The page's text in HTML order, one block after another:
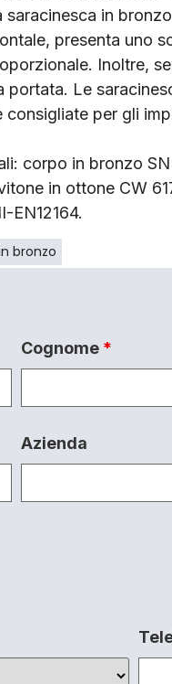
in
presenta uno
Inoltre,
Le
per gli
corpo in bronzo
in ottone CW
EN12164.
bronzo
Cognome *
Azienda